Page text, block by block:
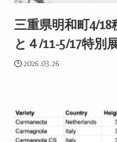
三重県明和町4/18
と４/11-5/17特別
2026.03.26